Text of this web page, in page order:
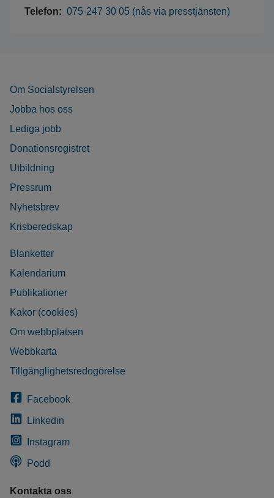
Telefon: 075-247 30 05 (nås via presstjänsten)
Om Socialstyrelsen
Jobba hos oss
Lediga jobb
Donationsregistret
Utbildning
Pressrum
Nyhetsbrev
Krisberedskap
Blanketter
Kalendarium
Publikationer
Kakor (cookies)
Om webbplatsen
Webbkarta
Tillgänglighetsredogörelse
Facebook
Linkedin
Instagram
Podd
Kontakta oss